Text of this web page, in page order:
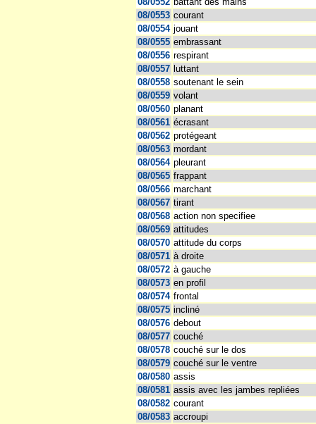
08/0553 courant
08/0554 jouant
08/0555 embrassant
08/0556 respirant
08/0557 luttant
08/0558 soutenant le sein
08/0559 volant
08/0560 planant
08/0561 écrasant
08/0562 protégeant
08/0563 mordant
08/0564 pleurant
08/0565 frappant
08/0566 marchant
08/0567 tirant
08/0568 action non specifiee
08/0569 attitudes
08/0570 attitude du corps
08/0571 à droite
08/0572 à gauche
08/0573 en profil
08/0574 frontal
08/0575 incliné
08/0576 debout
08/0577 couché
08/0578 couché sur le dos
08/0579 couché sur le ventre
08/0580 assis
08/0581 assis avec les jambes repliées
08/0582 courant
08/0583 accroupi